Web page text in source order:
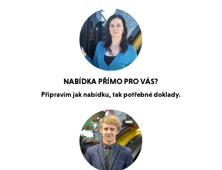
NABÍDKA PŘÍMO PRO VÁS?
Připravím jak nabídku, tak potřebné doklady.